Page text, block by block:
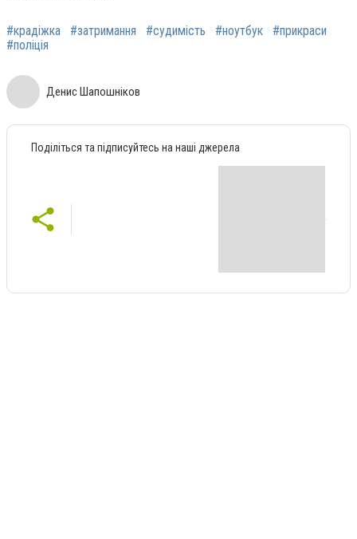
#крадіжка #затримання #судимість #ноутбук
#прикраси
#поліція
Денис Шапошніков
Поділіться та підписуйтесь на наші джерела